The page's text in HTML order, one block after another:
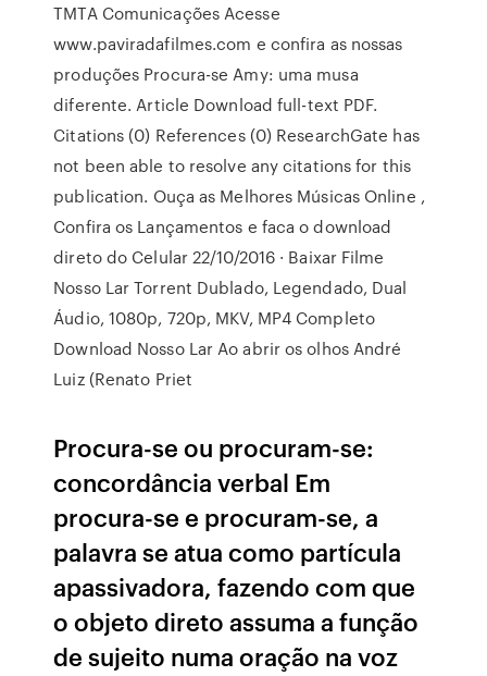
TMTA Comunicações Acesse
www.paviradafilmes.com e confira as nossas
produções Procura-se Amy: uma musa
diferente. Article Download full-text PDF.
Citations (0) References (0) ResearchGate has
not been able to resolve any citations for this
publication. Ouça as Melhores Músicas Online ,
Confira os Lançamentos e faca o download
direto do Celular 22/10/2016 · Baixar Filme
Nosso Lar Torrent Dublado, Legendado, Dual
Áudio, 1080p, 720p, MKV, MP4 Completo
Download Nosso Lar Ao abrir os olhos André
Luiz (Renato Priet
Procura-se ou procuram-se:
concordância verbal Em
procura-se e procuram-se, a
palavra se atua como partícula
apassivadora, fazendo com que
o objeto direto assuma a função
de sujeito numa oração na voz